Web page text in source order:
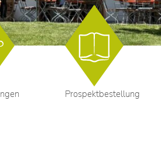
Prospektbestellung